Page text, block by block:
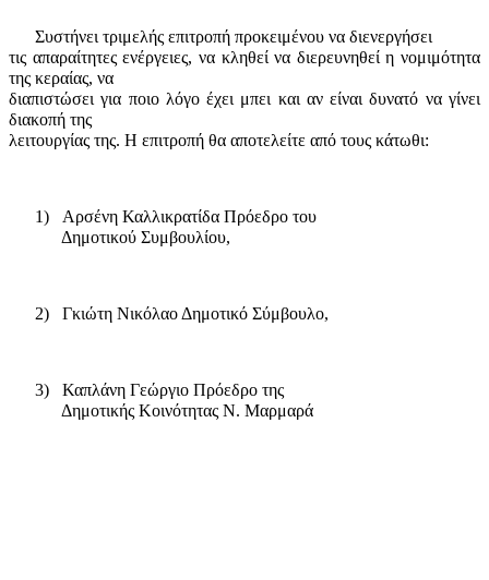
Συστήνει τριμελής επιτροπή προκειμένου να διενεργήσει
τις απαραίτητες ενέργειες, να κληθεί να διερευνηθεί η νομιμότητα
της κεραίας, να
διαπιστώσει για ποιο λόγο έχει μπει και αν είναι δυνατό να γίνει
διακοπή της
λειτουργίας της. Η επιτροπή θα αποτελείτε από τους κάτωθι:
1)
Αρσένη Καλλικρατίδα Πρόεδρο του
Δημοτικού Συμβουλίου,
2) Γκιώτη Νικόλαο Δημοτικό Σύμβουλο,
3)
Καπλάνη Γεώργιο Πρόεδρο της
Δημοτικής Κοινότητας Ν. Μαρμαρά